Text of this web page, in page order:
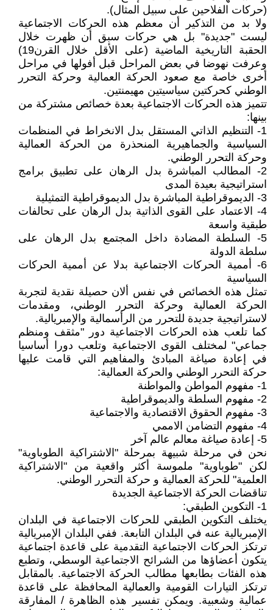
(حركات الفلاحين على سبيل المثال).
ولا بد من التذكير أن معظم هذه الحركات الاجتماعية
ليست "جديدة" بل هي حركات سبق أن ظهرت خلال
الحقبة التاريخية الماضية (على الأقل خلال القرن19)
وعرفت نهوضا في بعض المراحل قبل أفولها في مراحل
أخرى خاصة مع صعود الحركة العمالية وحركة التحرر
الوطني كحركتين سياسيتين مهيمنتين.
تتميز هذه الحركات الاجتماعية بعدة خصائص مشتركة من
بينها:
1- التنظيم الذاتي المستقل بدل الانخراط في المنظمات
السياسية والجماهيرية المنحذرة من الحركة العمالية
وحركة التحرر الوطني.
2- المطالب المباشرة بدل الرهان على تطبيق برامج
استراتيجية بعيدة المدى
3- الديموقراطية المباشرة بدل الديموقراطية التمثيلية
4- الاعتماد على القوى الذاتية بدل الرهان على تحالفات
طبقية واسعة
5- السلطة المضادة داخل المجتمع بدل الرهان على
سلطة الدولة
6- أممية الحركات الاجتماعية بدلا عن أممية الحركات
السياسية
تمثل هذه الخصائص في نفس ألان حصيلة نقدية لتجربة
الحركة العمالية وحركة التحرر الوطني، ومقدمات
لاستراتيجية جديدة للتحرر من الرأسمالية والإمبريالية.
كما تلعب هذه الحركات الاجتماعية دور "مثقف ومنظم
جماعي" لمختلف القوى الاجتماعية وتلعب دورا أساسيا
في إعادة صياغة المبادئ والمفاهيم التي قامت عليها
حركة التحرر الوطني والحركة العمالية:
1- مفهوم المواطن والمواطنة
2- مفهوم السلطة والديموقراطية
3- مفهوم الحقوق الاقتصادية والاجتماعية
4- مفهوم التضامن الاممي
5- إعادة صياغة معالم عالم آخر
نحن في مرحلة شبيهة بمرحلة "الاشتراكية الطوباوية"
لكن "طوباوية" ملموسة أكثر واقعية من "الاشتراكية
العلمية" للحركة العمالية و حركة التحرر الوطني.
تناقضات الحركة الاجتماعية الجديدة
1- التكوين الطبقي:
يختلف التكوين الطبقي للحركات الاجتماعية في البلدان
الإمبريالية عنه في البلدان التابعة. ففي البلدان الإمبريالية
ترتكز الحركات الاجتماعية التقدمية على قاعدة اجتماعية
يتكون أعضاؤها من الشرائح الاجتماعية الوسطي، وتطبع
هذه الفئات بطابعها مطالب الحركة الاجتماعية. بالمقابل
ترتكز التيارات القومية والعمالية المحافظة على قاعدة
عمالية وشعبية. ويمكن تفسير هذه الظاهرة / المفارقة